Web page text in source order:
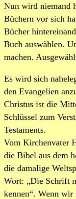
Nun wird niemand
Büchern vor sich
Bücher
Buch auswählen.
machen.
Es wird sich
den Evangelien
Christus ist die
Schlüssel zum
Testaments.
Vom Kirchenvater
die Bibel aus dem
die damalige
Wort: „Die Schrift
kennen“. Wenn wir